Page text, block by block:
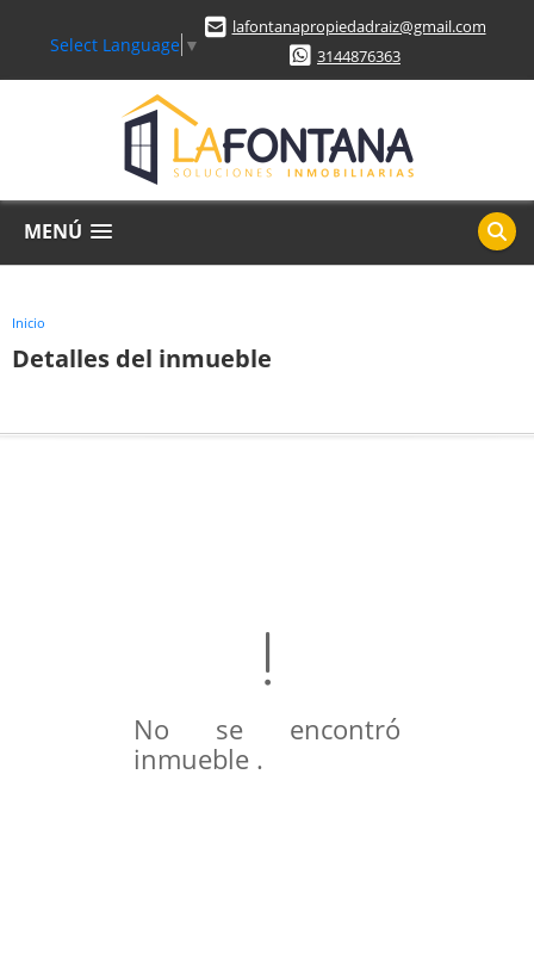
Select Language ▼
lafontanapropiedadraiz@gmail.com
3144876363
MENÚ
Inicio
Detalles del inmueble
No se encontró
inmueble .